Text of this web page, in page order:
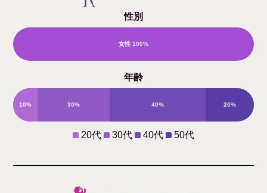
性別
女性 100% 男
0%
年齢
10% 30% 40% 20%
20代 30代 40代 50代